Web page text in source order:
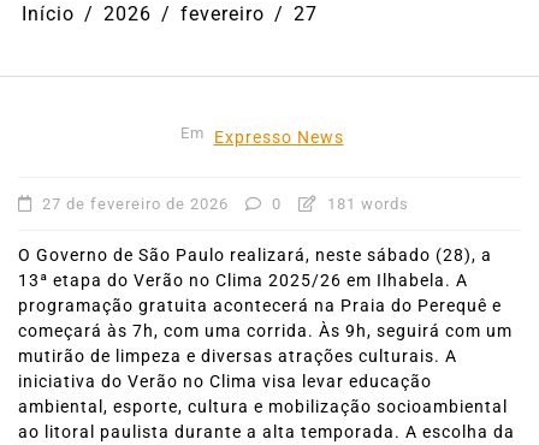
Início 2026 fevereiro 27
Em Expresso News
27 de fevereiro de 2026 0 181 words
O Governo de São Paulo realizará, neste sábado (28), a
13ª etapa do Verão no Clima 2025/26 em Ilhabela. A
programação gratuita acontecerá na Praia do Perequê e
começará às 7h, com uma corrida. Às 9h, seguirá com um
mutirão de limpeza e diversas atrações culturais. A
iniciativa do Verão no Clima visa levar educação
ambiental, esporte, cultura e mobilização socioambiental
ao litoral paulista durante a alta temporada. A escolha da